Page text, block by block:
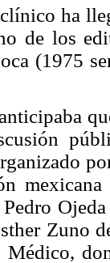
ha
de los
(1975
Zuno
Médico,